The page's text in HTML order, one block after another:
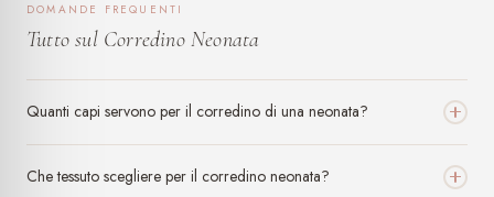
DOMANDE FREQUENTI
Tutto sul Corredino Neonata
Quanti capi servono per il corredino di una neonata?
Che tessuto scegliere per il corredino neonata?